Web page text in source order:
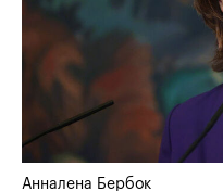
Анналена Бербок